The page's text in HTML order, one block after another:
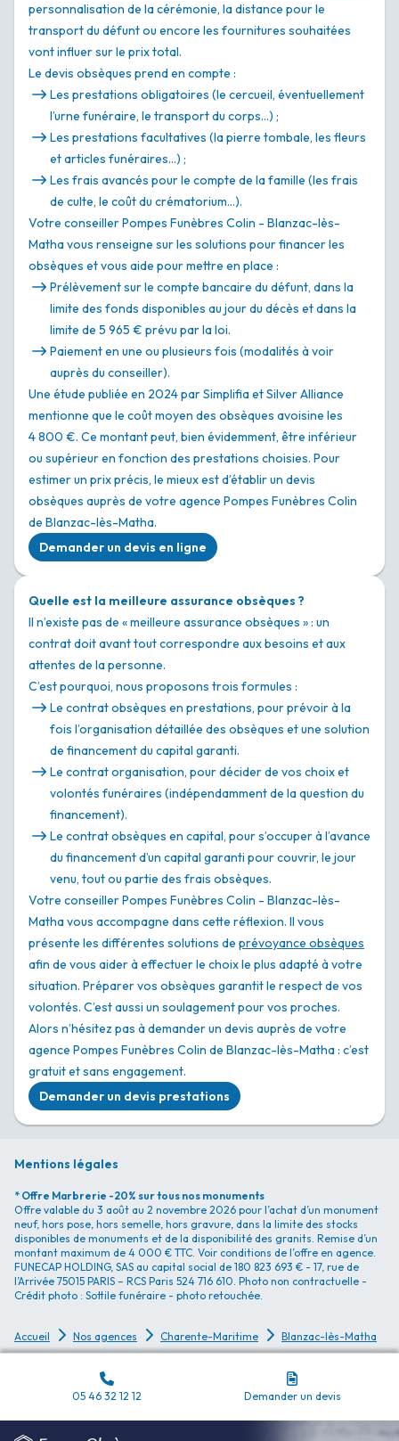
personnalisation de la cérémonie, la distance pour le
transport du défunt ou encore les fournitures souhaitées
vont influer sur le prix total.
Le devis obsèques prend en compte :
Les prestations obligatoires (le cercueil, éventuellement
l’urne funéraire, le transport du corps…) ;
Les prestations facultatives (la pierre tombale, les fleurs
et articles funéraires…) ;
Les frais avancés pour le compte de la famille (les frais
de culte, le coût du crématorium…).
Votre conseiller Pompes Funèbres Colin - Blanzac-lès-
Matha vous renseigne sur les solutions pour financer les
obsèques et vous aide pour mettre en place :
Prélèvement sur le compte bancaire du défunt, dans la
limite des fonds disponibles au jour du décès et dans la
limite de 5 965 € prévu par la loi.
Paiement en une ou plusieurs fois (modalités à voir
auprès du conseiller).
Une étude publiée en 2024 par Simplifia et Silver Alliance
mentionne que le coût moyen des obsèques avoisine les
4 800 €. Ce montant peut, bien évidemment, être inférieur
ou supérieur en fonction des prestations choisies. Pour
estimer un prix précis, le mieux est d’établir un devis
obsèques auprès de votre agence Pompes Funèbres Colin
de Blanzac-lès-Matha.
Demander un devis en ligne
Quelle est la meilleure assurance obsèques ?
Il n’existe pas de « meilleure assurance obsèques » : un
contrat doit avant tout correspondre aux besoins et aux
attentes de la personne.
C’est pourquoi, nous proposons trois formules :
Le contrat obsèques en prestations, pour prévoir à la
fois l’organisation détaillée des obsèques et une solution
de financement du capital garanti.
Le contrat organisation, pour décider de vos choix et
volontés funéraires (indépendamment de la question du
financement).
Le contrat obsèques en capital, pour s’occuper à l’avance
du financement d’un capital garanti pour couvrir, le jour
venu, tout ou partie des frais obsèques.
Votre conseiller Pompes Funèbres Colin - Blanzac-lès-
Matha vous accompagne dans cette réflexion. Il vous
présente les différentes solutions de prévoyance obsèques
afin de vous aider à effectuer le choix le plus adapté à votre
situation. Préparer vos obsèques garantit le respect de vos
volontés. C’est aussi un soulagement pour vos proches.
Alors n’hésitez pas à demander un devis auprès de votre
agence Pompes Funèbres Colin de Blanzac-lès-Matha : c’est
gratuit et sans engagement.
Demander un devis prestations
Mentions légales
* Offre Marbrerie -20% sur tous nos monuments
Offre valable du 3 août au 2 novembre 2026 pour l’achat d’un monument
neuf, hors pose, hors semelle, hors gravure, dans la limite des stocks
disponibles de monuments et de la disponibilité des granits. Remise d’un
montant maximum de 4 000 € TTC. Voir conditions de l’offre en agence.
FUNECAP HOLDING, SAS au capital social de 180 823 693 € - 17, rue de
l’Arrivée 75015 PARIS – RCS Paris 524 716 610. Photo non contractuelle -
Crédit photo : Sottile funéraire - photo retouchée.
Accueil Nos agences Charente-Maritime Blanzac-lès-Matha
05 46 32 12 12 Demander un devis